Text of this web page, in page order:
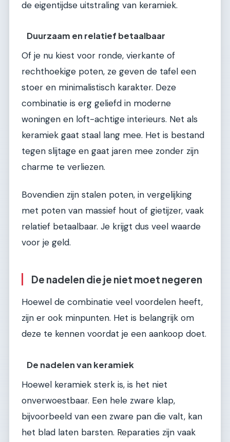
de eigentijdse uitstraling van keramiek.
Duurzaam en relatief betaalbaar
Of je nu kiest voor ronde, vierkante of
rechthoekige poten, ze geven de tafel een
stoer en minimalistisch karakter. Deze
combinatie is erg geliefd in moderne
woningen en loft-achtige interieurs. Net als
keramiek gaat staal lang mee. Het is bestand
tegen slijtage en gaat jaren mee zonder zijn
charme te verliezen.
Bovendien zijn stalen poten, in vergelijking
met poten van massief hout of gietijzer, vaak
relatief betaalbaar. Je krijgt dus veel waarde
voor je geld.
De nadelen die je niet moet negeren
Hoewel de combinatie veel voordelen heeft,
zijn er ook minpunten. Het is belangrijk om
deze te kennen voordat je een aankoop doet.
De nadelen van keramiek
Hoewel keramiek sterk is, is het niet
onverwoestbaar. Een hele zware klap,
bijvoorbeeld van een zware pan die valt, kan
het blad laten barsten. Reparaties zijn vaak